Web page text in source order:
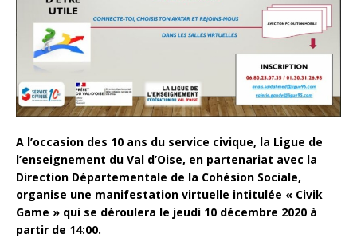
A l’occasion des 10 ans du service civique, la Ligue de
l’enseignement du Val d’Oise, en partenariat avec la
Direction Départementale de la Cohésion Sociale,
organise une manifestation virtuelle intitulée « Civik
Game » qui se déroulera le jeudi 10 décembre 2020 à
partir de 14:00.